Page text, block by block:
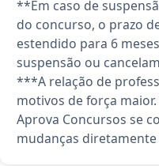
**Em caso de
do concurso, o prazo
estendido para 6
suspensão ou
***A relação de
motivos de força
Aprova Concursos se
mudanças